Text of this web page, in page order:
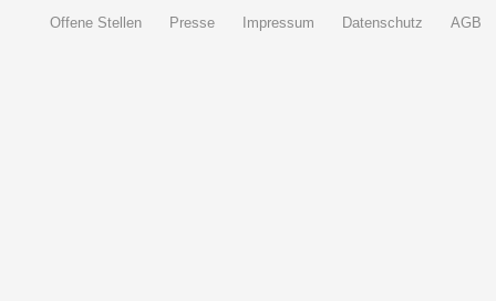
Offene Stellen Presse Impressum Datenschutz AGB